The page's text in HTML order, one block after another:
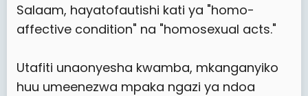
Salaam, hayatofautishi kati ya "homo-
affective condition" na "homosexual acts."
Utafiti unaonyesha kwamba, mkanganyiko
huu umeenezwa mpaka ngazi ya ndoa